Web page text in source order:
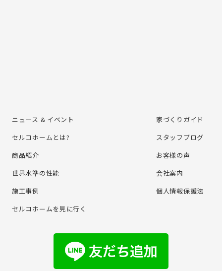
ニュース & イベント
セルコホームとは?
商品紹介
世界水準の性能
施⼯事例
セルコホームを⾒に⾏く
家づくりガイド
スタッフブログ
お客様の声
会社案内
個⼈情報保護法